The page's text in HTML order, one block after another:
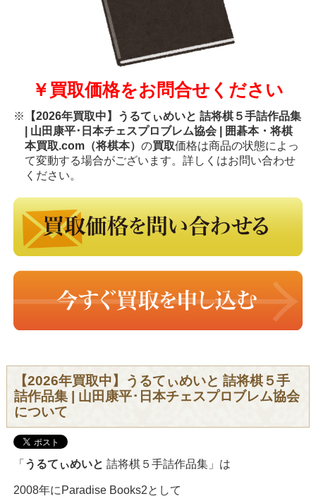
￥買取価格をお問合せください
※
【2026年買取中】うるてぃめいと 詰将棋５手詰作品集
| 山田康平･日本チェスプロブレム協会 | 囲碁本・将棋
本買取.com（将棋本） の買取価格は商品の状態によっ
て変動する場合がございます。詳しくはお問い合わせ
ください。
【2026年買取中】うるてぃめいと 詰将棋５手
詰作品集 | 山田康平･日本チェスプロブレム協会
について
「 うるてぃめいと 詰将棋５手詰作品集」は
2008年にParadise Books2として